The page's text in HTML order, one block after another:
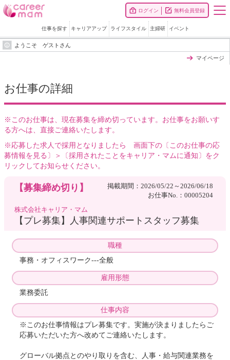
ログイン 無料会員登録
仕事を探す キャリアアップ ライフスタイル 主婦研 イベント
ようこそ ゲストさん
マイページ
お仕事の詳細
※このお仕事は、現在募集を締め切っています。お仕事をお願いす
る方へは、直接ご連絡いたします。
※応募した求人で採用となりましたら 画面下の〔このお仕事の応
募情報を見る〕＞〔採用されたことをキャリア・マムに通知〕をク
リックしてお知らせください。
【募集締め切り】
掲載期間：2026/05/22～2026/06/18
お仕事No.：00005204
株式会社キャリア・マム
【プレ募集】人事関連サポートスタッフ募集
職種
事務・オフィスワーク---全般
雇用形態
業務委託
仕事内容
※このお仕事情報はプレ募集です。実施が決まりましたらご
応募いただいた方へ改めてご連絡いたします。
グローバル拠点とのやり取りを含む、人事・給与関連業務を